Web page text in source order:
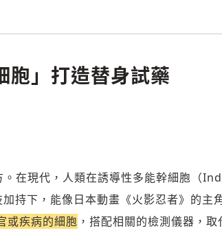
胞」打造替身試藥
在現代，人類在誘導性多能幹細胞（
下，能像日本動畫《火影忍者》的主角
或疾病的細胞 ，搭配相關的檢測儀器，取